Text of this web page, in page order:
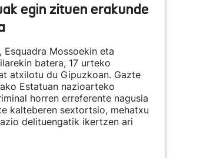
egin zituen erakunde
Esquadra Mossoekin eta
batera, 17 urteko
atxilotu du Gipuzkoan. Gazte
Estatuan nazioarteko
horren erreferente nagusia
kalteberen sextortsio, mehatxu
delituengatik ikertzen ari